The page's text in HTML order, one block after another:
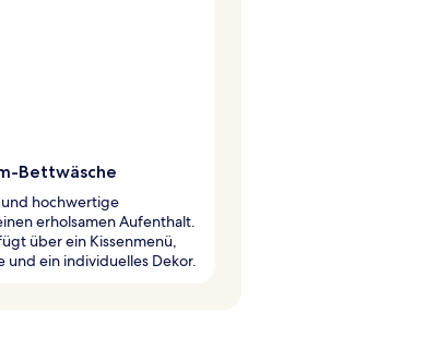
Bettwäsche
hochwertige
erholsamen Aufenthalt.
über ein Kissenmenü,
und ein individuelles Dekor.